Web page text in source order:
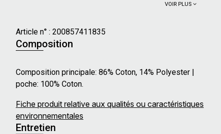
VOIR PLUS
Article n° : 200857411835
Composition
Composition principale: 86% Coton, 14% Polyester |
poche: 100% Coton.
Fiche produit relative aux qualités ou caractéristiques
environnementales
Entretien